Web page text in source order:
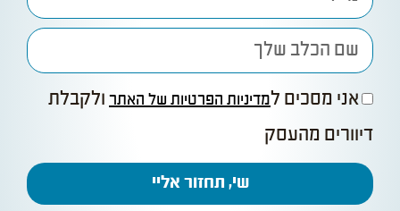
אני מסכים למדיניות הפרטיות של האתרולקבלת
דיוורים מהעסק
שי, תחזור אליי